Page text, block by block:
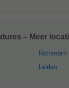
– Meer
Rotterdam
Leiden